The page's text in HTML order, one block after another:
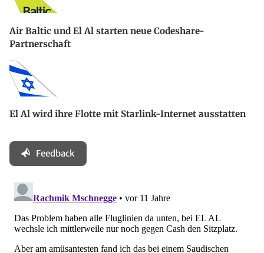
Air Baltic und El Al starten neue Codeshare-
Partnerschaft
El Al wird ihre Flotte mit Starlink-Internet ausstatten
Feedback